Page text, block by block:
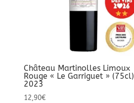
Château Martinolles Limoux
Rouge « Le Garriguet » (75cl)
2023
12,90€